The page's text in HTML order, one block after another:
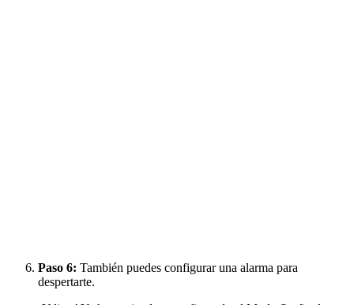
Paso 6: También puedes configurar una alarma para
despertarte.